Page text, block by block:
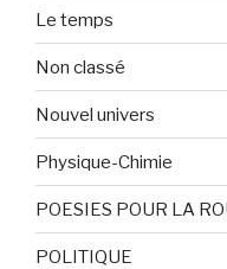
Le temps
Non classé
Nouvel univers
Physique-Chimie
POESIES POUR LA
POLITIQUE